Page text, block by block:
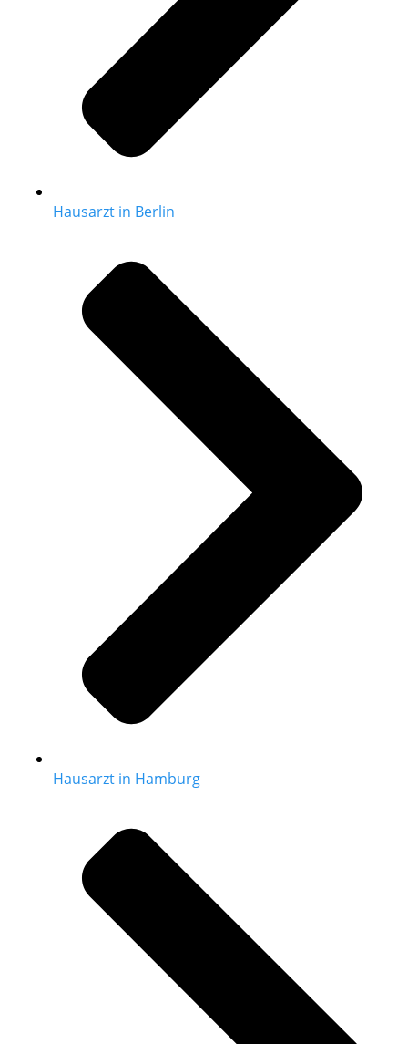
Hausarzt in Berlin
Hausarzt in Hamburg